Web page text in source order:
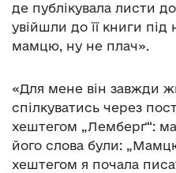
де публікувала листи
увійшли до її книги
мамцю, ну не плач».
«Для мене він завжди
спілкуватись через
хештегом „Лемберґ“:
його слова були:
хештегом я почала